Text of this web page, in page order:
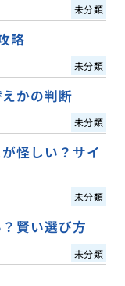
未分類
略
未分類
かの判断
未分類
怪しい？サイ
未分類
賢い選び方
未分類